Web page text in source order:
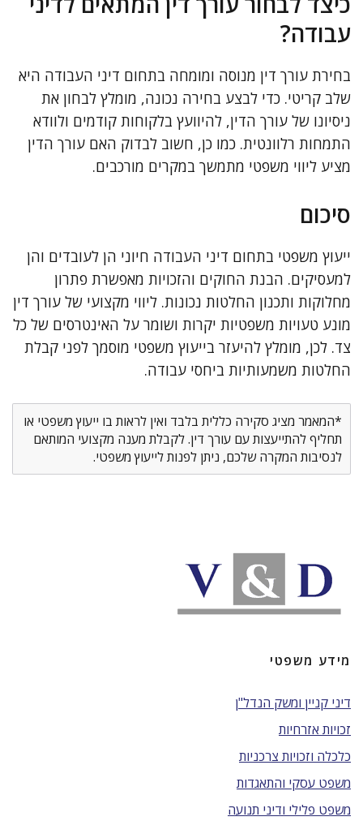
עבודה?
בחירת עורך דין מנוסה ומומחה בתחום דיני העבודה היא
שלב קריטי. כדי לבצע בחירה נכונה, מומלץ לבחון את
ניסיונו של עורך הדין, להיוועץ בלקוחות קודמים ולוודא
התמחות רלוונטית. כמו כן, חשוב לבדוק האם עורך הדין
מציע ליווי משפטי מתמשך במקרים מורכבים.
סיכום
ייעוץ משפטי בתחום דיני העבודה חיוני הן לעובדים והן
למעסיקים. הבנת החוקים והזכויות מאפשרת פתרון
מחלוקות ותכנון החלטות נכונות. ליווי מקצועי של עורך דין
מונע טעויות משפטיות יקרות ושומר על האינטרסים של כל
צד. לכן, מומלץ להיעזר בייעוץ משפטי מוסמך לפני קבלת
החלטות משמעותיות ביחסי עבודה.
*המאמר מציג סקירה כללית בלבד ואין לראות בו ייעוץ משפטי או
תחליף להתייעצות עם עורך דין. לקבלת מענה מקצועי המותאם
לנסיבות המקרה שלכם, ניתן לפנות לייעוץ משפטי.
מידע משפטי
דיני קניין ומשק הנדל"ן
זכויות אזרחיות
כלכלה וזכויות צרכניות
משפט עסקי והתאגדות
משפט פלילי ודיני תנועה